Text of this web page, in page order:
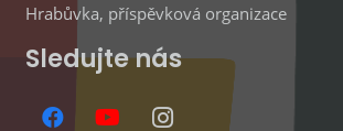
Hrabůvka, příspěvková organizace
Sledujte nás